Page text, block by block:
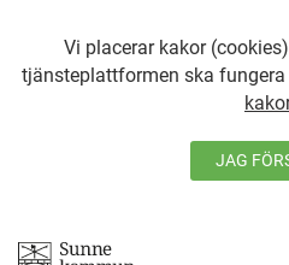
Vi placerar kakor
tjänsteplattformen ska
JAG